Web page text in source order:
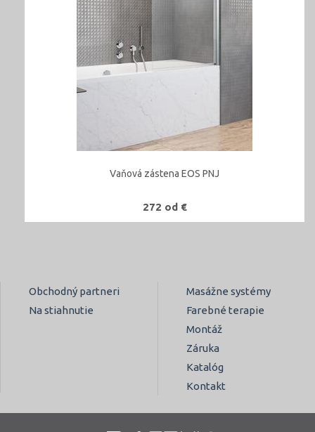
Vaňová zástena EOS PNJ
272 od €
Obchodný partneri
Na stiahnutie
Masážne systémy
Farebné terapie
Montáž
Záruka
Katalóg
Kontakt